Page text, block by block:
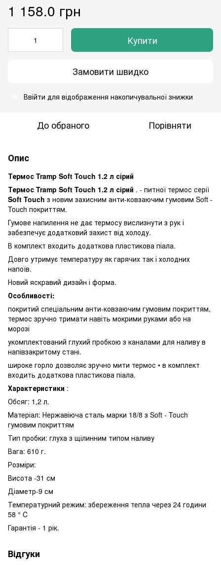
1 158.0 грн
Купити
Замовити швидко
Ввійти для відображення накопичувальної знижки
До обраного Порівняти
Опис
Термос Tramp Soft Touch 1.2 л сірий
Термос Tramp Soft Touch 1.2 л сірий . - питної термос серії
Soft Touch з новим захисним анти-ковзаючим гумовим Soft -
Touch покриттям.
Гумове напилення не дає термосу вислизнути з рук і
забезпечує додатковий захист від холоду.
В комплект входить додаткова пластикова піала.
Довго утримує температуру як гарячих так і холодних
напоїв.
Новий яскравий дизайн і форма.
Особливості:
покритий спеціальним анти-ковзаючим гумовим покриттям,
термос зручно тримати навіть мокрими руками або на
морозі
укомплектований глухий пробкою з каналами для наливу в
напівзакритому стані.
широке горло дозволяє зручно мити термос • в комплект
входить додаткова пластикова піала.
Характеристики :
Обсяг: 1,2 л.
Матеріал: Нержавіюча сталь марки 18/8 з Soft - Touch
гумовим покриттям
Тип пробки: глуха з щілинним типом наливу
Вага: 610 г.
Розміри:
Висота -31 см
Діаметр-9 см
Температурний режим: збереження тепла через 24 години
58 ° C
Гарантія - 1 рік.
Відгуки